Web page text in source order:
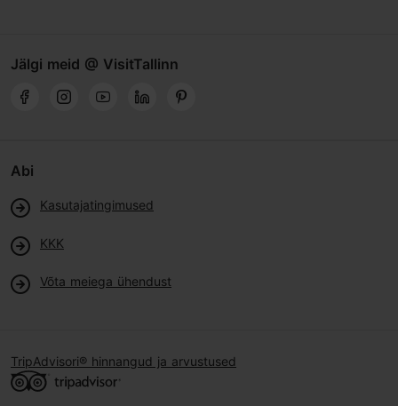
Jälgi meid @ VisitTallinn
Abi
Kasutajatingimused
KKK
Võta meiega ühendust
TripAdvisori® hinnangud ja arvustused